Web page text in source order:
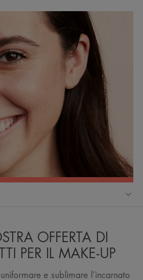
OFFERTA DI
PER IL MAKE-UP
e sublimare l’incarnato